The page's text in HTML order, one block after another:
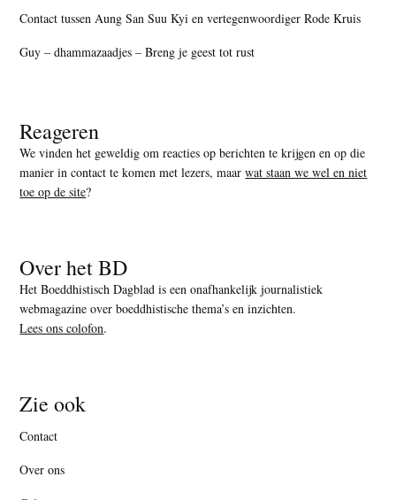
Contact tussen Aung San Suu Kyi en vertegenwoordiger Rode Kruis
Guy – dhammazaadjes – Breng je geest tot rust
Reageren
We vinden het geweldig om reacties op berichten te krijgen en op die
manier in contact te komen met lezers, maarwat staan we wel en niet
toe op de site?
Over het BD
Het Boeddhistisch Dagblad is een onafhankelijk journalistiek
webmagazine over boeddhistische thema’s en inzichten.
Lees ons colofon.
Zie ook
Contact
Over ons